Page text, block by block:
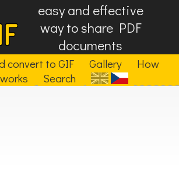
easy and effective
way to share PDF
documents
convert to GIF Gallery
How
Search